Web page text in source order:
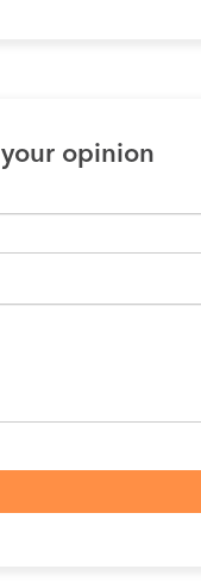
your opinion